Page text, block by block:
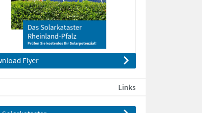
Flyer
Links